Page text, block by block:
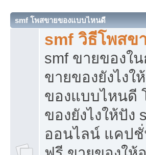
smf โพสขายของแบบไหนดี
smf วิธีโพสข
smf ขายของใ
ขายของยังไง
ของแบบไหนดี
ของยังไงให้ปั
ออนไลน์ แคป